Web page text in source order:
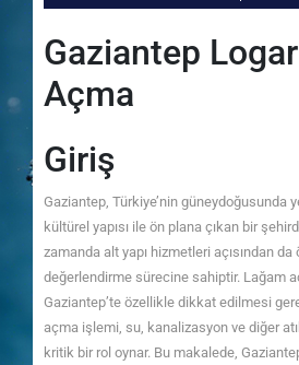
Gaziantep
Açma
Giriş
Gaziantep, Türkiye’nin güneydoğusunda
kültürel yapısı ile ön plana çıkan bir
zamanda alt yapı hizmetleri açısından da
değerlendirme sürecine sahiptir. Lağam
Gaziantep’te özellikle dikkat edilmesi
açma işlemi, su, kanalizasyon ve diğer
kritik bir rol oynar. Bu makalede,